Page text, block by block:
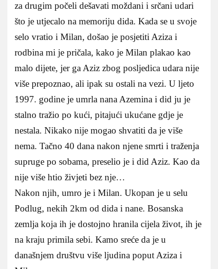
za drugim počeli dešavati moždani i srčani udari
što je utjecalo na memoriju dida. Kada se u svoje
selo vratio i Milan, došao je posjetiti Aziza i
rodbina mi je pričala, kako je Milan plakao kao
malo dijete, jer ga Aziz zbog posljedica udara nije
više prepoznao, ali ipak su ostali na vezi. U ljeto
1997. godine je umrla nana Azemina i did ju je
stalno tražio po kući, pitajući ukućane gdje je
nestala. Nikako nije mogao shvatiti da je više
nema. Tačno 40 dana nakon njene smrti i traženja
supruge po sobama, preselio je i did Aziz. Kao da
nije više htio živjeti bez nje…
Nakon njih, umro je i Milan. Ukopan je u selu
Podlug, nekih 2km od dida i nane. Bosanska
zemlja koja ih je dostojno hranila cijela život, ih je
na kraju primila sebi. Kamo sreće da je u
današnjem društvu više ljudina poput Aziza i